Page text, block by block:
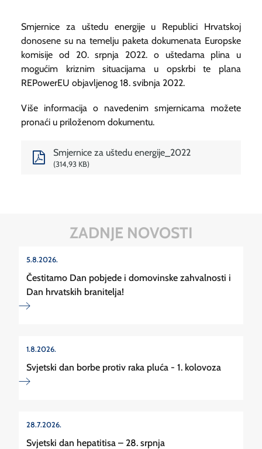
Smjernice za uštedu energije u Republici Hrvatskoj
donosene su na temelju paketa dokumenata Europske
komisije od 20. srpnja 2022. o uštedama plina u
mogućim kriznim situacijama u opskrbi te plana
REPowerEU objavljenog 18. svibnja 2022.
Više informacija o navedenim smjernicama možete
pronaći u priloženom dokumentu.
Smjernice za uštedu energije_2022
314,93 KB
ZADNJE NOVOSTI
5.8.2026.
Čestitamo Dan pobjede i domovinske zahvalnosti i
Dan hrvatskih branitelja!
1.8.2026.
Svjetski dan borbe protiv raka pluća - 1. kolovoza
28.7.2026.
Svjetski dan hepatitisa – 28. srpnja